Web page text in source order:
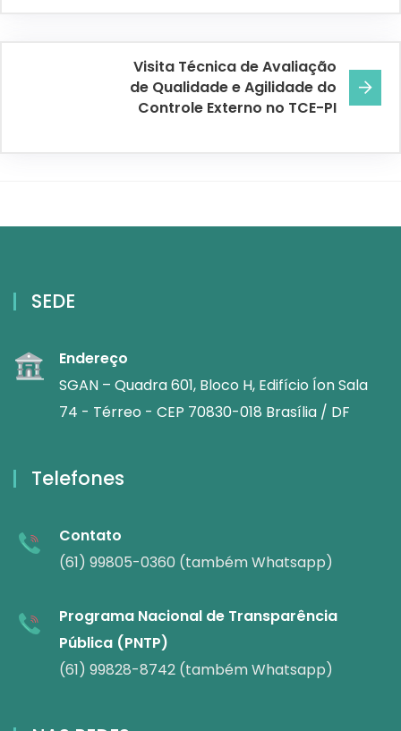
Visita Técnica de Avaliação
de Qualidade e Agilidade do
Controle Externo no TCE-PI
SEDE
Endereço
SGAN – Quadra 601, Bloco H, Edifício Íon Sala
74 - Térreo - CEP 70830-018 Brasília / DF
Telefones
Contato
(61) 99805-0360 (também Whatsapp)
Programa Nacional de Transparência
Pública (PNTP)
(61) 99828-8742 (também Whatsapp)